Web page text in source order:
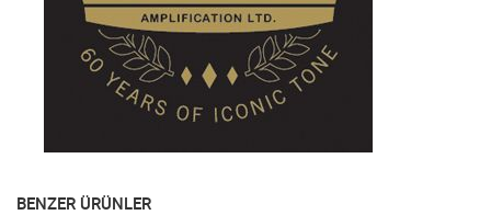
BENZER ÜRÜNLER